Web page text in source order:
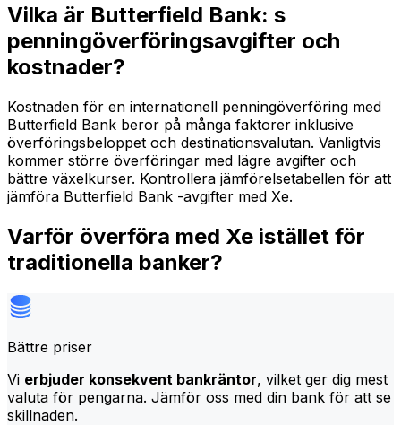
Vilka är Butterfield Bank: s
penningöverföringsavgifter och
kostnader?
Kostnaden för en internationell penningöverföring med
Butterfield Bank beror på många faktorer inklusive
överföringsbeloppet och destinationsvalutan. Vanligtvis
kommer större överföringar med lägre avgifter och
bättre växelkurser. Kontrollera jämförelsetabellen för att
jämföra Butterfield Bank -avgifter med Xe.
Varför överföra med Xe istället för
traditionella banker?
Bättre priser
Vi erbjuder konsekvent bankräntor, vilket ger dig mest
valuta för pengarna. Jämför oss med din bank för att se
skillnaden.